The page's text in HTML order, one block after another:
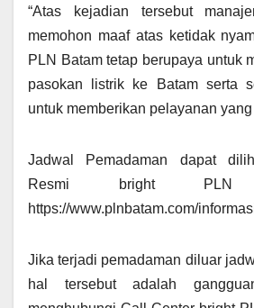
“Atas kejadian tersebut
memohon maaf atas ketidak
PLN Batam tetap berupaya untuk
pasokan listrik ke Batam serta
untuk memberikan pelayanan
Jadwal Pemadaman dapat
Resmi bright
https://www.plnbatam.com/
Jika terjadi pemadaman diluar
hal tersebut adalah